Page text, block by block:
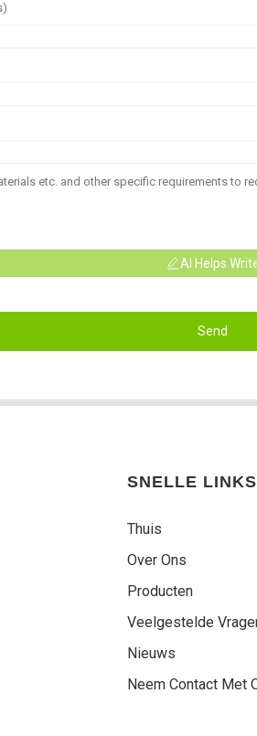
AI Helps
Send
SNELLE LINKS
Thuis
Over Ons
Producten
Veelgestelde
Nieuws
Neem Contact Met